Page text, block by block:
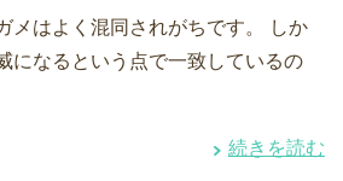
メはよく混同されがちです。 しか
になるという点で一致しているの
続きを読む